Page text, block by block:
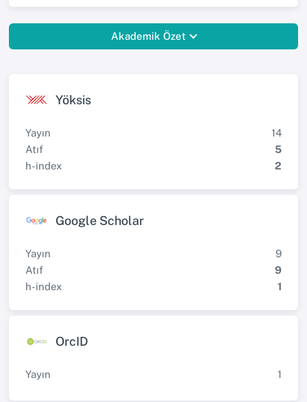
Akademik Özet
Yöksis
Yayın
14
Atıf
5
h-index
2
Google Scholar
Yayın
9
Atıf
9
h-index
1
OrcID
Yayın 1